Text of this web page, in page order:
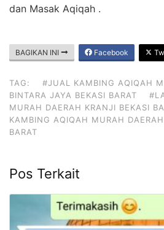
dan Masak Aqiqah .
BAGIKAN INI Facebook
TAG:
#JUAL KAMBING AQIQAH
BINTARA JAYA BEKASI BARAT
MURAH DAERAH KRANJI BEKASI
KAMBING AQIQAH MURAH
BARAT
Pos Terkait